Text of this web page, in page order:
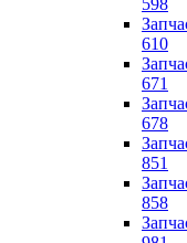
598
610
671
678
851
858